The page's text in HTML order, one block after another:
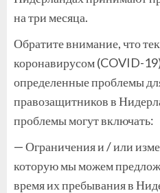
на три месяца.
Обратите внимание, что
коронавирусом (COVID-
определенные проблемы
правозащитников в
проблемы могут включать:
— Ограничения и / или
которую мы можем
время их пребывания в